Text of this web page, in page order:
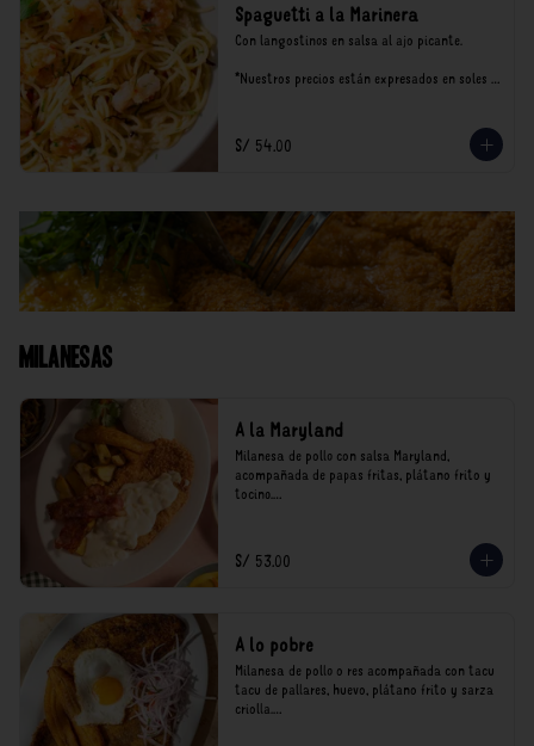
Spaguetti a la Marinera
Con langostinos en salsa al ajo picante.
*Nuestros precios están expresados en soles e
S/ 54.00
Milanesas
A la Maryland
Milanesa de pollo con salsa Maryland,
acompañada de papas fritas, plátano frito y
tocino.
incluyen impuestos de ley y recargo al
consumo.
S/ 53.00
A lo pobre
Milanesa de pollo o res acompañada con tacu
tacu de pallares, huevo, plátano frito y sarza
criolla.